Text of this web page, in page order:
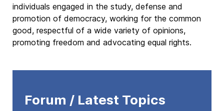
individuals engaged in the study, defense and
promotion of democracy, working for the common
good, respectful of a wide variety of opinions,
promoting freedom and advocating equal rights.
Forum / Latest Topics